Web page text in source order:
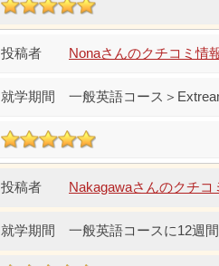
Nonaさんのクチコミ情
一般英語コース＞
Nakagawaさんのクチコ
一般英語コースに12週間